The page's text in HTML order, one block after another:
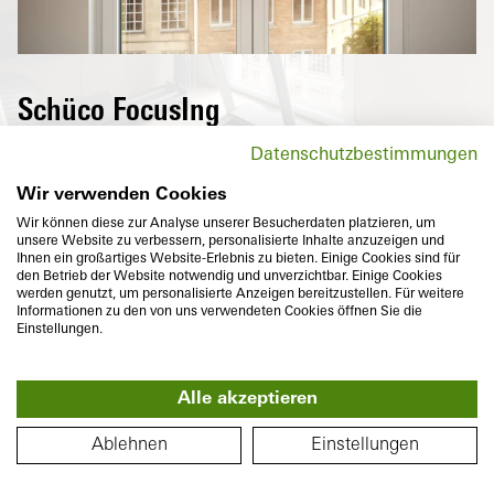
PLAN PIĘTRA
Schüco FocusIng
Drzwi balkonowe innowacyjnej serii Schüco
wyglądem z wyraźnymi, kanciastymi
konturami i niewielką szerokością
przymyku.
Głębokość zabudowy
70/76mm
Izolacyjność cieplna
Uf do 1,1W/(m²K)
Datenschutzbestimmungen
Wir verwenden Cookies
Wir können diese zur Analyse unserer Besucherdaten platzieren, um
unsere Website zu verbessern, personalisierte Inhalte anzuzeigen und
Ihnen ein großartiges Website-Erlebnis zu bieten. Einige Cookies sind für
den Betrieb der Website notwendig und unverzichtbar. Einige Cookies
werden genutzt, um personalisierte Anzeigen bereitzustellen. Für weitere
Informationen zu den von uns verwendeten Cookies öffnen Sie die
Einstellungen.
Alle akzeptieren
Ablehnen Einstellungen